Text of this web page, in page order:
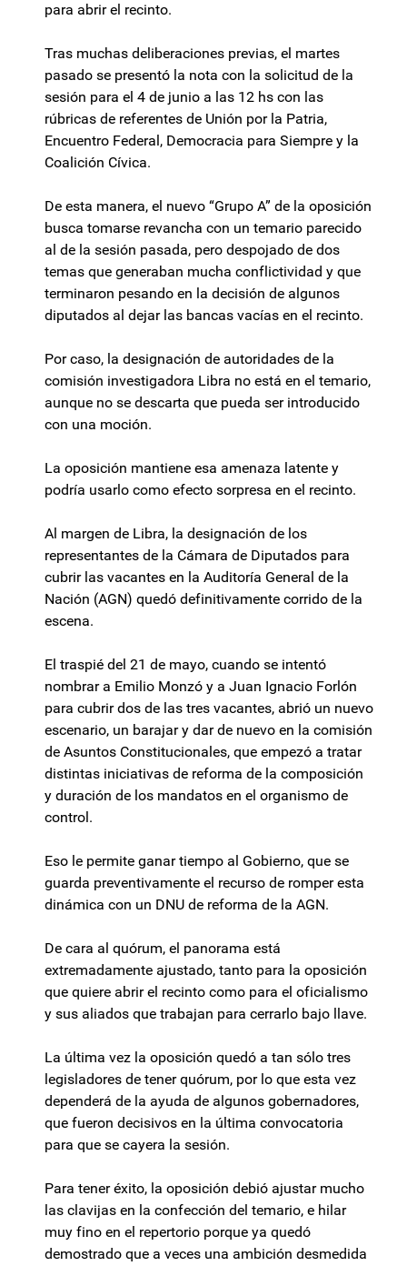
para abrir el recinto.
Tras muchas deliberaciones previas, el martes
pasado se presentó la nota con la solicitud de la
sesión para el 4 de junio a las 12 hs con las
rúbricas de referentes de Unión por la Patria,
Encuentro Federal, Democracia para Siempre y la
Coalición Cívica.
De esta manera, el nuevo “Grupo A” de la oposición
busca tomarse revancha con un temario parecido
al de la sesión pasada, pero despojado de dos
temas que generaban mucha conflictividad y que
terminaron pesando en la decisión de algunos
diputados al dejar las bancas vacías en el recinto.
Por caso, la designación de autoridades de la
comisión investigadora Libra no está en el temario,
aunque no se descarta que pueda ser introducido
con una moción.
La oposición mantiene esa amenaza latente y
podría usarlo como efecto sorpresa en el recinto.
Al margen de Libra, la designación de los
representantes de la Cámara de Diputados para
cubrir las vacantes en la Auditoría General de la
Nación (AGN) quedó definitivamente corrido de la
escena.
El traspié del 21 de mayo, cuando se intentó
nombrar a Emilio Monzó y a Juan Ignacio Forlón
para cubrir dos de las tres vacantes, abrió un nuevo
escenario, un barajar y dar de nuevo en la comisión
de Asuntos Constitucionales, que empezó a tratar
distintas iniciativas de reforma de la composición
y duración de los mandatos en el organismo de
control.
Eso le permite ganar tiempo al Gobierno, que se
guarda preventivamente el recurso de romper esta
dinámica con un DNU de reforma de la AGN.
De cara al quórum, el panorama está
extremadamente ajustado, tanto para la oposición
que quiere abrir el recinto como para el oficialismo
y sus aliados que trabajan para cerrarlo bajo llave.
La última vez la oposición quedó a tan sólo tres
legisladores de tener quórum, por lo que esta vez
dependerá de la ayuda de algunos gobernadores,
que fueron decisivos en la última convocatoria
para que se cayera la sesión.
Para tener éxito, la oposición debió ajustar mucho
las clavijas en la confección del temario, e hilar
muy fino en el repertorio porque ya quedó
demostrado que a veces una ambición desmedida